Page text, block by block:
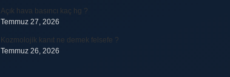
Açık hava basıncı kaç hg ?
Temmuz 27, 2026
Kozmolojik kanıt ne demek felsefe ?
Temmuz 26, 2026